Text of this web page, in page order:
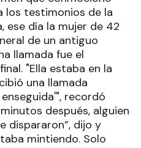
los testimonios de la
ese día la mujer de 42
de un antiguo
llamada fue el
"Ella estaba en la
una llamada
recordó
después, alguien
dispararon”, dijo y
mintiendo. Solo